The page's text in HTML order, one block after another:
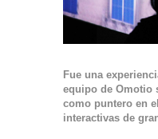
Fue una
equipo de Omotio
como puntero en
interactivas de